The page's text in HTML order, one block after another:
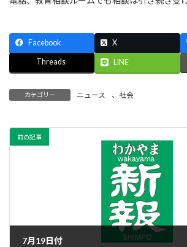
Facebook X
Threads LINE
カテゴリー ニュース 、 社会
前の記事
7月19日付